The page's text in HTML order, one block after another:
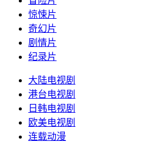
惊悚片
奇幻片
剧情片
纪录片
大陆电视剧
港台电视剧
日韩电视剧
欧美电视剧
连载动漫